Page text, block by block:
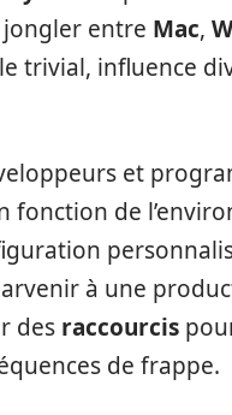
entre Mac,
trivial, influence
et
fonction de
à une
des raccourcis
de frappe.